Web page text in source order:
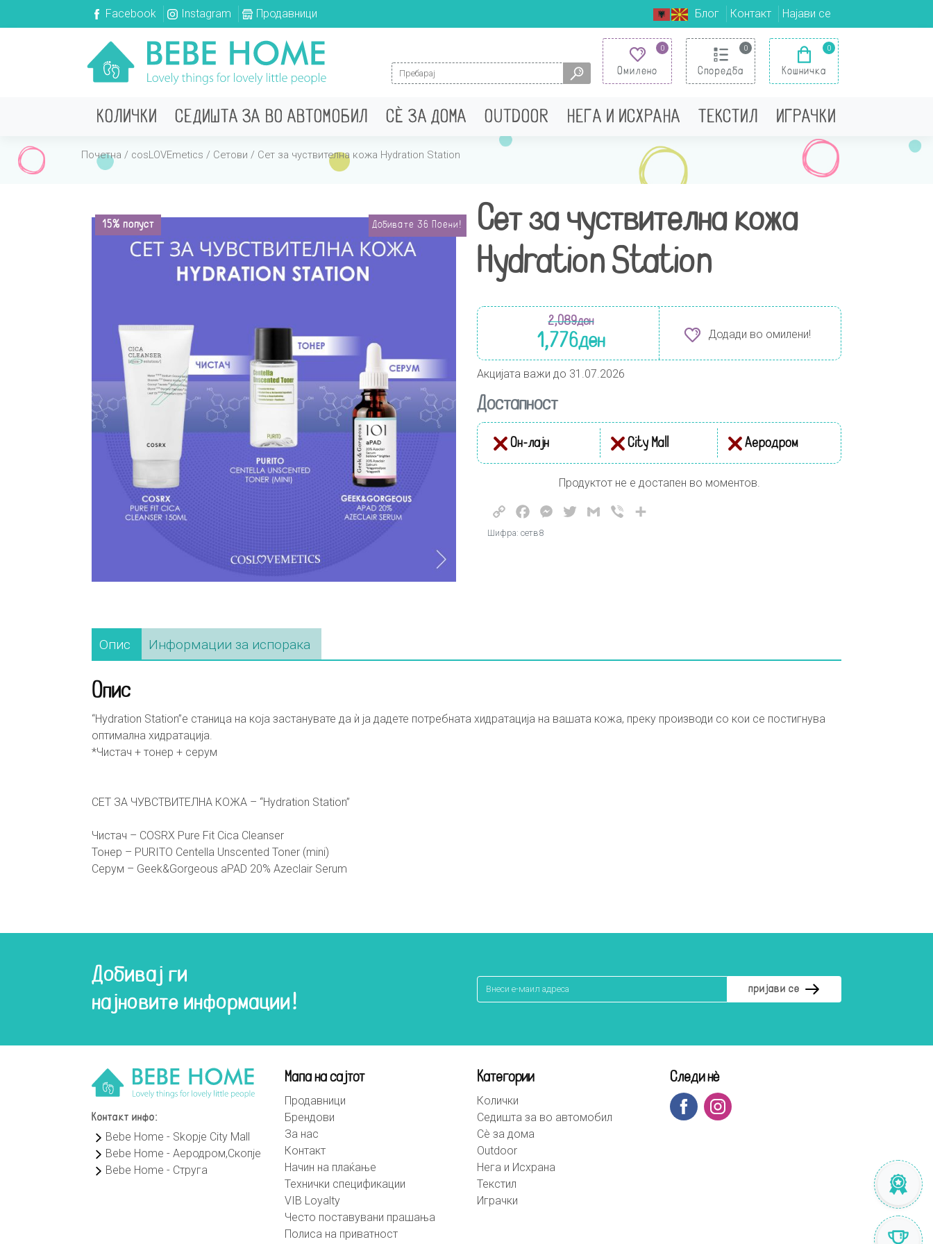
Facebook Instagram Продавници Блог Контакт Најави се
Search for:
0
Омилено
0
Споредба
0
Кошничка
КОЛИЧКИ СЕДИШТА ЗА ВО АВТОМОБИЛ СÈ ЗА ДОМА OUTDOOR НЕГА И ИСХРАНА ТЕКСТИЛ ИГРАЧКИ
Почетна / cosLOVEmetics / Сетови / Сет за чуствителна кожа Hydration Station
15% попуст Добивате 36 Поени!
Сет за чуствителна кожа
Hydration Station
2,089ден
1,776ден Додади во омилени!
Акцијата важи до 31.07.2026
Достапност
Он-лајн City Mall Аеродром
Продуктот не е достапен во моментов.
Copy
Link
FacebookMessenger
TwitterGmail Viber
Шифра: сетв8
Опис Информации за испорака
Опис
“Hydration Station”е станица на која застанувате да ѝ ја дадете потребната хидратација на вашата кожа, преку производи со кои се постигнува
оптимална хидратација.⁣
*Чистач + тонер + серум⁣
СЕТ ЗА ЧУВСТВИТЕЛНА КОЖА – “Hydration Station”⁣
Чистач – COSRX Pure Fit Cica Cleanser
Тонер – PURITO Centella Unscented Toner (mini)
Серум – Geek&Gorgeous aPAD 20% Azeclair Serum
Добивај ги
најновите информации!
Контакт инфо:
Bebe Home - Skopje City Mall
Bebe Home - Аеродром,Скопје
Bebe Home - Струга
Мапа на сајтот
Продавници
Брендови
За нас
Контакт
Начин на плаќање
Технички спецификации
VIB Loyalty
Често поставувани прашања
Полиса на приватност
Категории
Колички
Седишта за во автомобил
Сè за дома
Outdoor
Нега и Исхрана
Текстил
Играчки
Следи нè